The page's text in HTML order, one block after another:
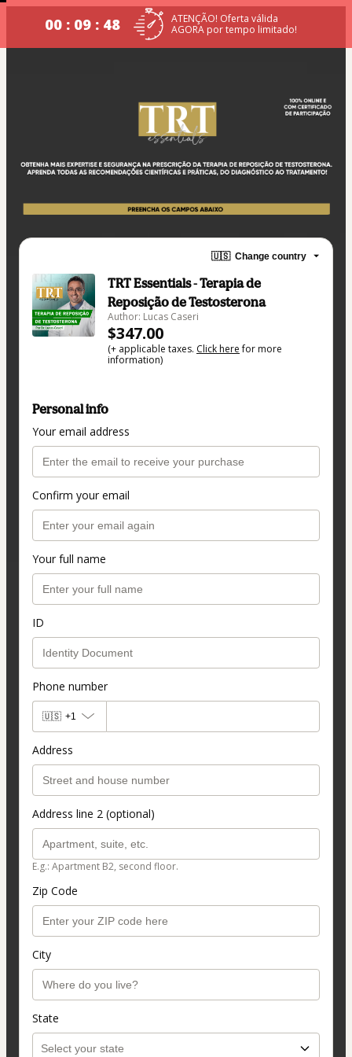
00 : 09 : 48
ATENÇÃO! Oferta válida
AGORA por tempo limitado!
🇺🇸 Change country
TRT Essentials - Terapia de
Reposição de Testosterona
Author: Lucas Caseri
$347.00
(+ applicable taxes. Click herefor more
information)
Personal info
Your email address
Confirm your email
Your full name
ID
Phone number
🇺🇸 +1
Address
Address line 2 (optional)
E.g.: Apartment B2, second floor.
Zip Code
City
State